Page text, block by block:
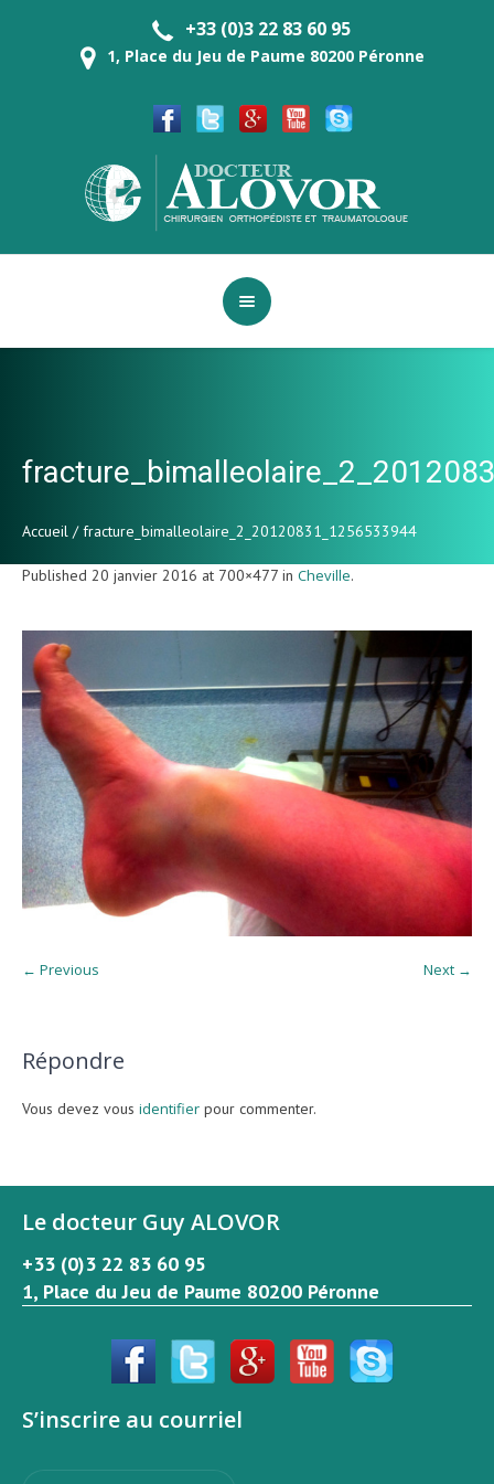
+33 (0)3 22 83 60 95
1, Place du Jeu de Paume 80200 Péronne
Accueil /fracture_bimalleolaire_2_20120831_1256533944
Published 20 janvier 2016 at 700×477 in Cheville.
← Previous Next →
Répondre
Vous devez vous identifier pour commenter.
Le docteur Guy ALOVOR
+33 (0)3 22 83 60 95
1, Place du Jeu de Paume 80200 Péronne
S’inscrire au courriel